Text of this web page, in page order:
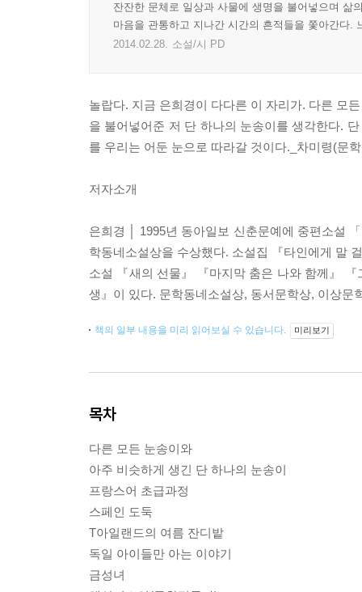
잔잔한 문체로 일상과 사물에 생명을 불어넣으며 삶
마음을 관통하고 지나간 시간의 흔적들을 쫓아간다.
2014.02.28. 소설/시 PD
놀랍다. 지금 은희경이 다다른 이 자리가. 다른 모
을 불어넣어준 저 단 하나의 눈송이를 생각한다.
를 우리는 어둔 눈으로 따라갈 것이다._차미령(문
저자소개
은희경 │ 1995년 동아일보 신춘문예에 중편소설
학동네소설상을 수상했다. 소설집 『타인에게 말
소설 『새의 선물』 『마지막 춤은 나와 함께』
생』이 있다. 문학동네소설상, 동서문학상, 이상
책의 일부 내용을 미리 읽어보실 수 있습니다. 미리보기
목차
다른 모든 눈송이와
아주 비슷하게 생긴 단 하나의 눈송이
프랑스어 초급과정
스페인 도둑
T아일랜드의 여름 잔디밭
독일 아이들만 아는 이야기
금성녀